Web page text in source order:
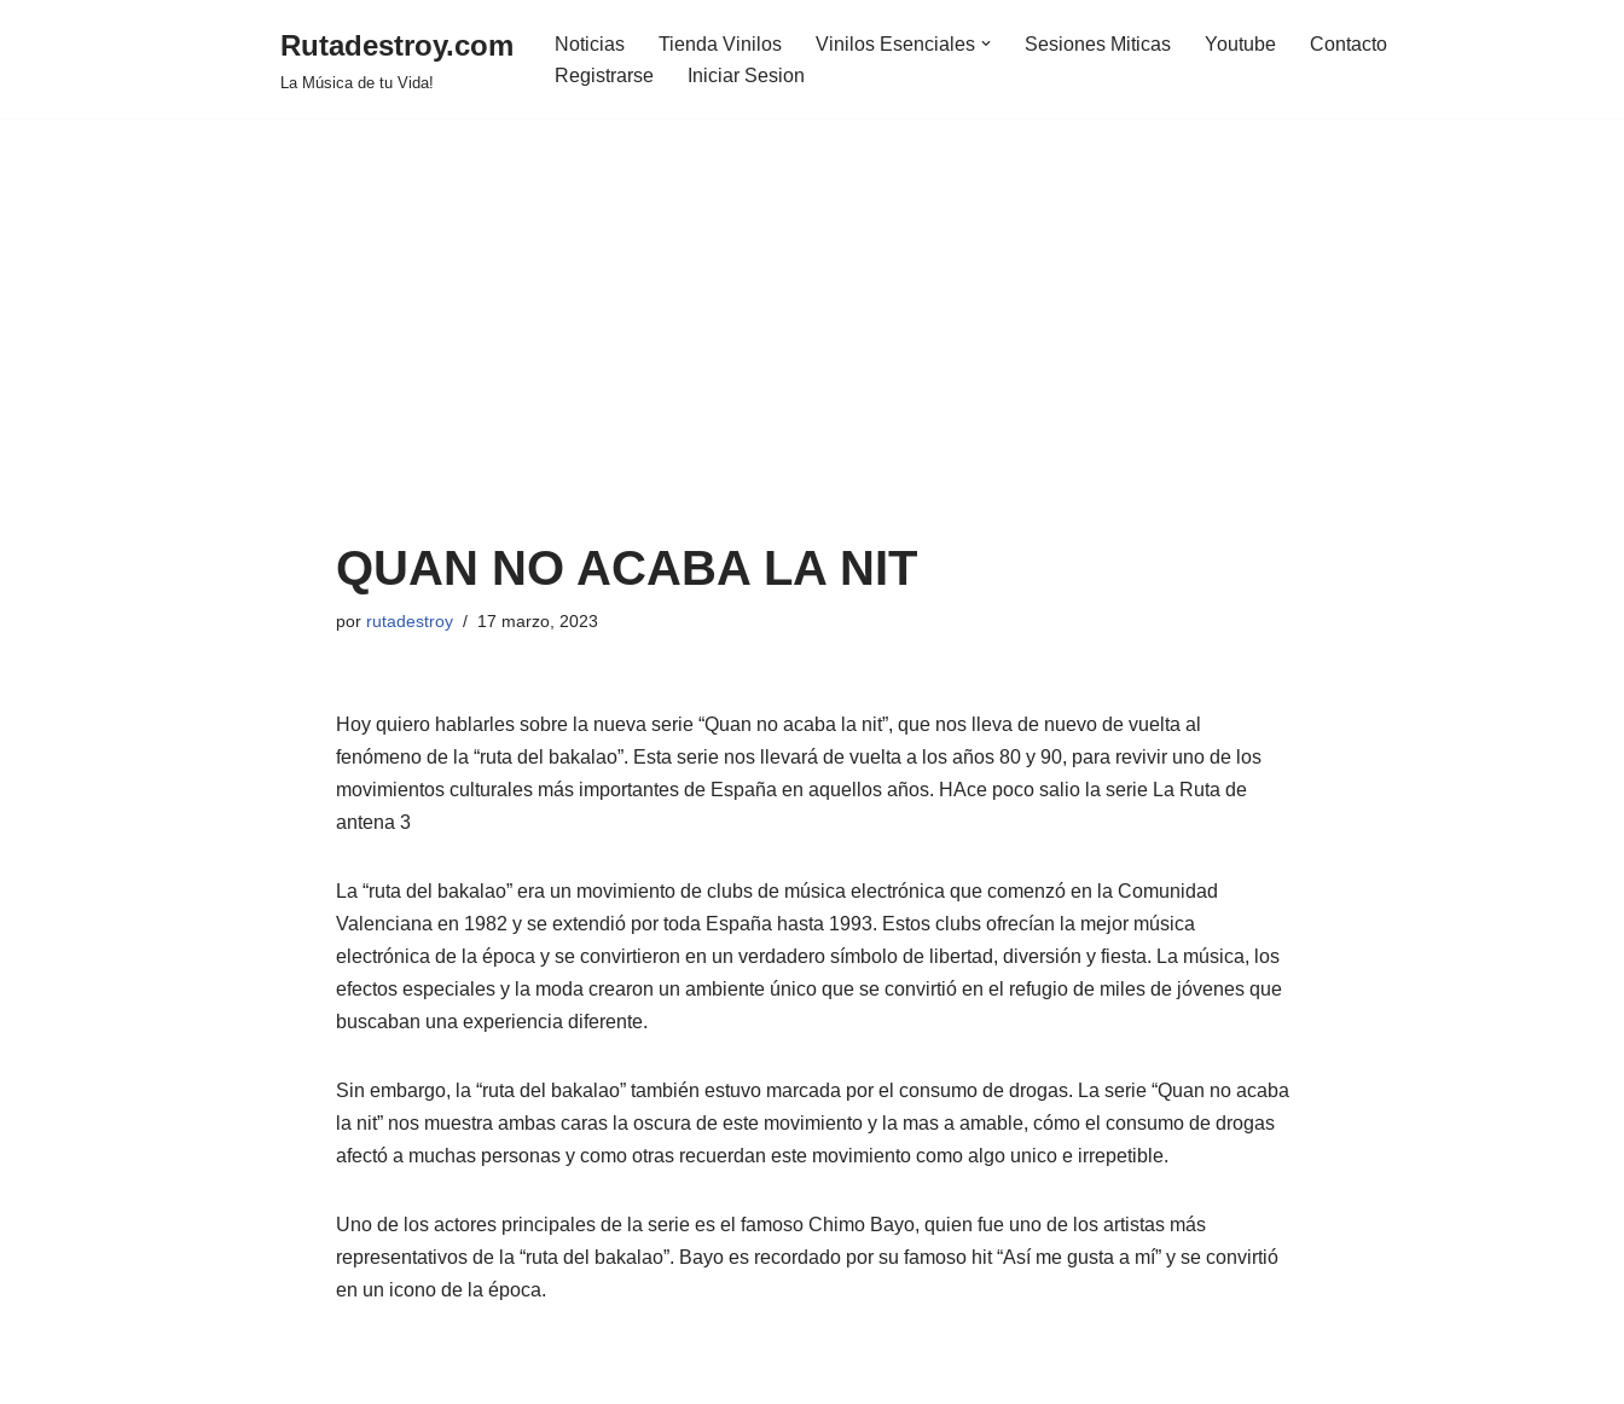
Rutadestroy.com
La Música de tu Vida!
Noticias Tienda Vinilos Vinilos Esenciales Sesiones Miticas Youtube
Contacto
Registrarse
Iniciar Sesion
QUAN NO ACABA LA NIT
por rutadestroy 17 marzo, 2023
Hoy quiero hablarles sobre la nueva serie “Quan no acaba la nit”, que nos lleva de nuevo de vuelta al
fenómeno de la “ruta del bakalao”. Esta serie nos llevará de vuelta a los años 80 y 90, para revivir uno de los
movimientos culturales más importantes de España en aquellos años. HAce poco salio la serie La Ruta de
antena 3
La “ruta del bakalao” era un movimiento de clubs de música electrónica que comenzó en la Comunidad
Valenciana en 1982 y se extendió por toda España hasta 1993. Estos clubs ofrecían la mejor música
electrónica de la época y se convirtieron en un verdadero símbolo de libertad, diversión y fiesta. La música, los
efectos especiales y la moda crearon un ambiente único que se convirtió en el refugio de miles de jóvenes que
buscaban una experiencia diferente.
Sin embargo, la “ruta del bakalao” también estuvo marcada por el consumo de drogas. La serie “Quan no acaba
la nit” nos muestra ambas caras la oscura de este movimiento y la mas a amable, cómo el consumo de drogas
afectó a muchas personas y como otras recuerdan este movimiento como algo unico e irrepetible.
Uno de los actores principales de la serie es el famoso Chimo Bayo, quien fue uno de los artistas más
representativos de la “ruta del bakalao”. Bayo es recordado por su famoso hit “Así me gusta a mí” y se convirtió
en un icono de la época.